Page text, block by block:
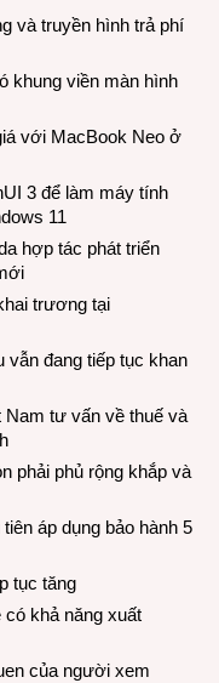
và truyền hình trả phí
khung viền màn hình
với MacBook Neo ở
3 để làm máy tính
11
hợp tác phát triển
trương tại
đang tiếp tục khan
Nam tư vấn về thuế và
phải phủ rộng khắp và
áp dụng bảo hành 5
tục tăng
khả năng xuất
của người xem